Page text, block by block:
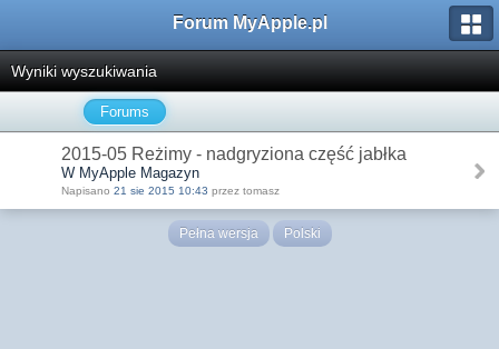
Forum MyApple.pl
Wyniki wyszukiwania
Forums
2015-05 Reżimy - nadgryziona część jabłka
W MyApple Magazyn
Napisano 21 sie 2015 10:43 przez tomasz
Pełna wersja Polski